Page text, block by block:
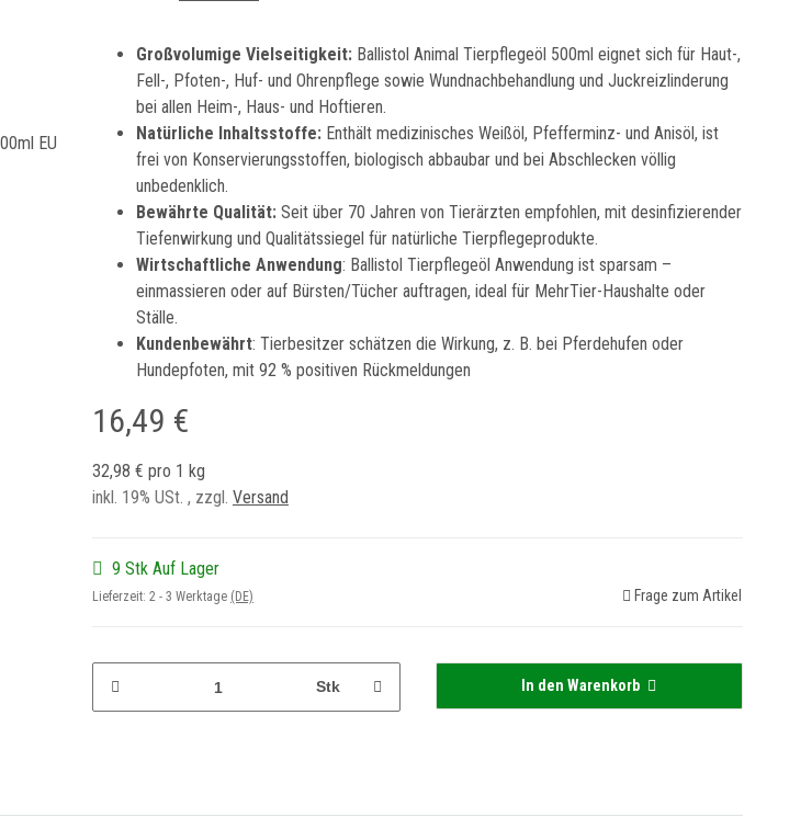
Großvolumige Vielseitigkeit: Ballistol Animal Tierpflegeöl 500ml eignet sich für Haut-,
Fell-, Pfoten-, Huf- und Ohrenpflege sowie Wundnachbehandlung und Juckreizlinderung
bei allen Heim-, Haus- und Hoftieren.
Natürliche Inhaltsstoffe: Enthält medizinisches Weißöl, Pfefferminz- und Anisöl, ist
frei von Konservierungsstoffen, biologisch abbaubar und bei Abschlecken völlig
unbedenklich.
Bewährte Qualität: Seit über 70 Jahren von Tierärzten empfohlen, mit desinfizierender
Tiefenwirkung und Qualitätssiegel für natürliche Tierpflegeprodukte.
Wirtschaftliche Anwendung: Ballistol Tierpflegeöl Anwendung ist sparsam –
einmassieren oder auf Bürsten/Tücher auftragen, ideal für MehrTier-Haushalte oder
Ställe.
Kundenbewährt: Tierbesitzer schätzen die Wirkung, z. B. bei Pferdehufen oder
Hundepfoten, mit 92 % positiven Rückmeldungen
16,49 €
32,98 € pro 1 kg
inkl. 19% USt. , zzgl. Versand
9 Stk Auf Lager
Lieferzeit: 2 - 3 Werktage (DE) Frage zum Artikel
Stk In den Warenkorb